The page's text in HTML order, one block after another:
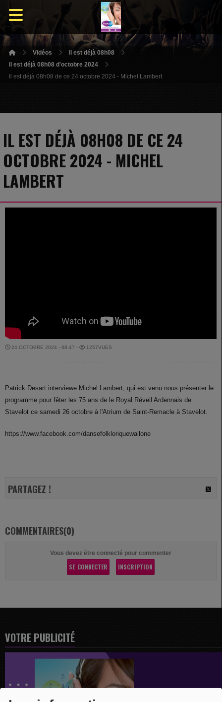
Vidéos
Il est déjà 08h08
Il est déjà 08h08 d'octobre 2024
Il est déjà 08h08 de ce 24 octobre 2024 - Michel Lambert
IL EST DÉJÀ 08H08 DE CE 24
OCTOBRE 2024 - MICHEL
LAMBERT
24 OCTOBRE 2024 - 08:47 - 1257VUES
Patrick Desart interviewe Michel Lambert, qui est venu nous présenter le
programme pour fêter les 75 ans de le Royal Réveil Ardennais de
Stavelot ce samedi 26 octobre à l'Atrium de Saint-Remacle à Stavelot.
https://www.facebook.com/dansefolkloriquewallone
PARTAGEZ !
COMMENTAIRES(0)
Vous devez être connecté pour commenter
SE CONNECTER INSCRIPTION
VOTRE PUBLICITÉ